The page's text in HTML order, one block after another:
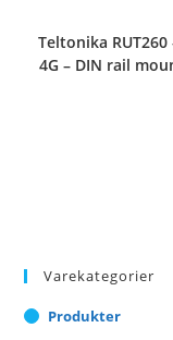
Teltonika RUT260
4G – DIN rail
Varekategorier
Produkter